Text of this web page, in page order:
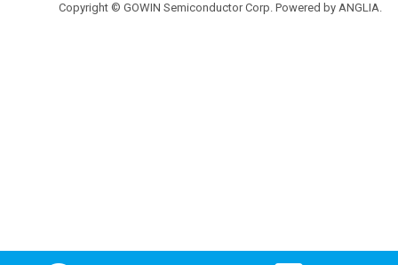
Copyright © GOWIN Semiconductor Corp. Powered by ANGLIA.